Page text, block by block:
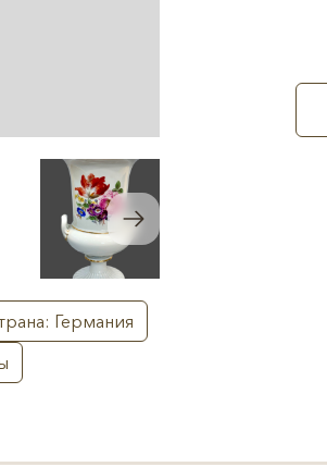
Германия